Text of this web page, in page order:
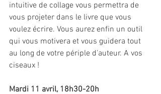
intuitive de collage vous permettra de
vous projeter dans le livre que vous
voulez écrire. Vous aurez enfin un outil
qui vous motivera et vous guidera tout
au long de votre périple d'auteur. A vos
ciseaux !
Mardi 11 avril, 18h30-20h